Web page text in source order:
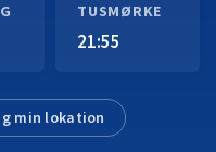
TUSMØRKE
21:55
min lokation